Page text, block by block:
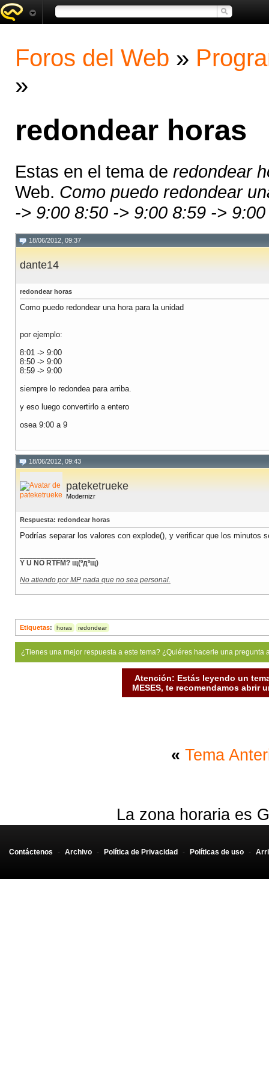
Foros del Web »
»
redondear horas
Estas en el tema de redondear
Web. Como puedo redondear
-> 9:00 8:50 -> 9:00 8:59 ->
18/06/2012, 09:37
dante14
redondear horas
Como puedo redondear una hora para la unidad
por ejemplo:
8:01 -> 9:00
8:50 -> 9:00
8:59 -> 9:00
siempre lo redondea para arriba.
y eso luego convertirlo a entero
osea 9:00 a 9
18/06/2012, 09:43
pateketrueke
Modernizr
Respuesta: redondear horas
Podrías separar los valores con explode(), y verificar que los minutos
Y U NO RTFM? щ(ºдºщ)
No atiendo por MP nada que no sea personal.
Etiquetas: horas redondear
¿Tienes una mejor respuesta a este tema? ¿Quiéres hacerle una
Atención: Estás leyendo un
MESES, te recomendamos abrir
« Tema
La zona horaria es
Contáctenos - Archivo - Política de Privacidad - Políticas de uso -